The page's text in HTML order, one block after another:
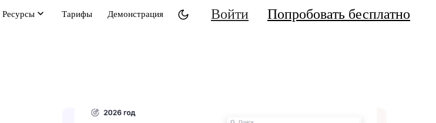
Ресурсы Тарифы Демонстрация Войти Попробовать бесплатно